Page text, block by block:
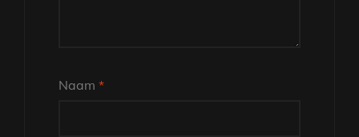
Naam *